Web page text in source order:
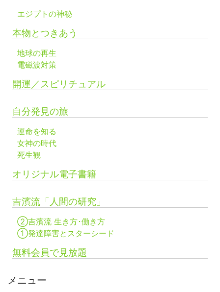
エジプトの神秘
本物とつきあう
地球の再生
電磁波対策
開運／スピリチュアル
自分発見の旅
運命を知る
女神の時代
死生観
オリジナル電子書籍
吉濱流「人間の研究」
②吉濱流 生き方･働き方
①発達障害とスターシード
無料会員で見放題
メニュー